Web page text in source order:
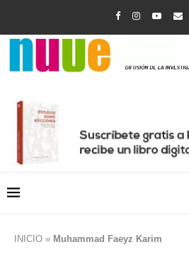
INICIO » Muhammad Faeyz Karim